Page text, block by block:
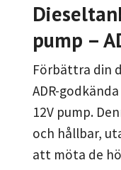
pump –
Förbättra din
ADR-
12V pump.
och hållbar,
att möta de